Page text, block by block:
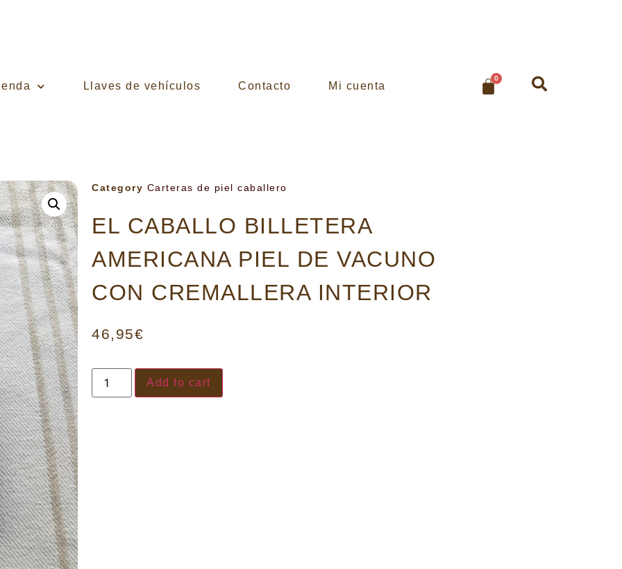
Llaves de vehículos Contacto Mi cuenta
0
Category Carteras de piel caballero
EL CABALLO BILLETERA
AMERICANA PIEL DE VACUNO
CON CREMALLERA INTERIOR
46,95€
Add to cart